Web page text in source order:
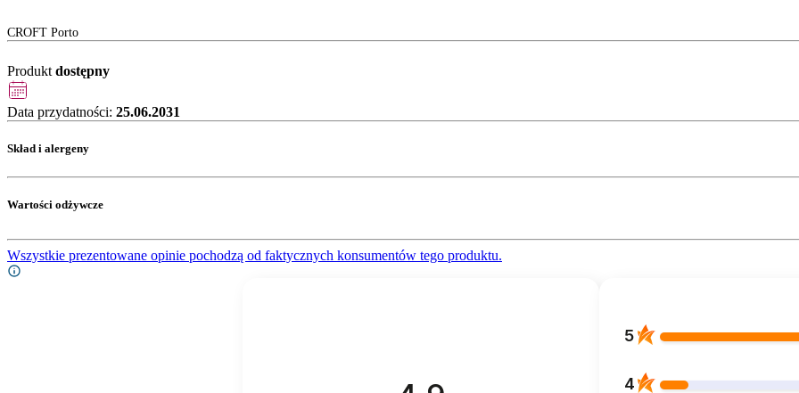
CROFT Porto
Produkt dostępny
Data przydatności: 25.06.2031
Skład i alergeny
Wartości odżywcze
Wszystkie prezentowane opinie pochodzą od faktycznych konsumentów tego produktu.
5
4